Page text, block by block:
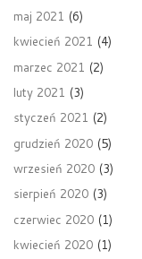
maj 2021 (6)
kwiecień 2021 (4)
marzec 2021 (2)
luty 2021 (3)
styczeń 2021 (2)
grudzień 2020 (5)
wrzesień 2020 (3)
sierpień 2020 (3)
czerwiec 2020 (1)
kwiecień 2020 (1)